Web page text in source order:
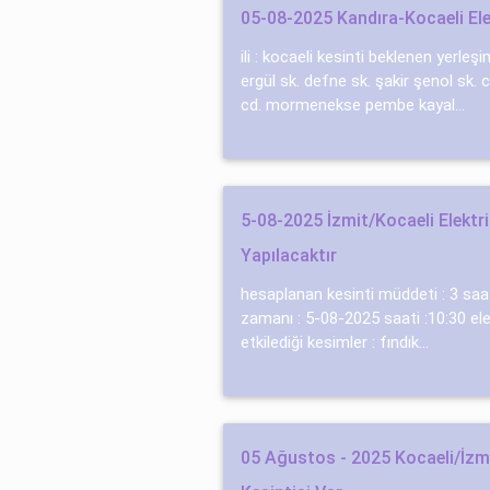
05-08-2025 Kandıra-Kocaeli
ili : kocaeli kesinti beklenen
ergül sk. defne sk. şaki̇r şenol sk.
cd. mormenekse pembe kayal...
5-08-2025 İzmit/Kocaeli
Yapılacaktır
hesaplanan kesinti müddeti : 3
zamanı : 5-08-2025 saati :10:30
etkilediği kesimler : fındık...
05 Ağustos - 2025 Kocaeli/